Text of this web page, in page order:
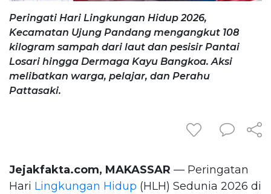
Peringati Hari Lingkungan Hidup 2026,
Kecamatan Ujung Pandang mengangkut 108
kilogram sampah dari laut dan pesisir Pantai
Losari hingga Dermaga Kayu Bangkoa. Aksi
melibatkan warga, pelajar, dan Perahu
Pattasaki.
Jejakfakta.com, MAKASSAR — Peringatan
Hari Lingkungan Hidup (HLH) Sedunia 2026 di